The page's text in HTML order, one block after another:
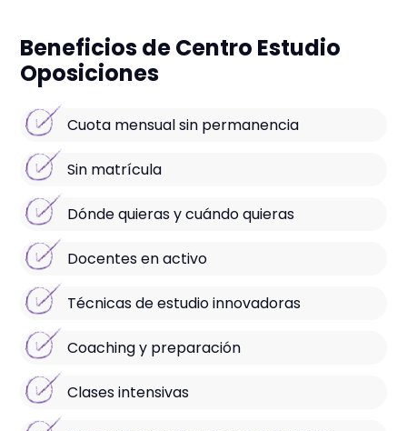
Beneficios de Centro Estudio
Oposiciones
Cuota mensual sin permanencia
Sin matrícula
Dónde quieras y cuándo quieras
Docentes en activo
Técnicas de estudio innovadoras
Coaching y preparación
Clases intensivas